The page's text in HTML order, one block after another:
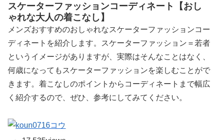
スケーターファッションコーディネート【おし
ゃれな大人の着こなし】
メンズおすすめのおしゃれなスケーターファッションコー
ディネートを紹介します。スケーターファッション＝若者
というイメージがありますが、実際はそんなことはなく、
何歳になってもスケーターファッションを楽しむことがで
きます。着こなしのポイントからコーディネートまで幅広
く紹介するので、ぜひ、参考にしてみてください。
コウ